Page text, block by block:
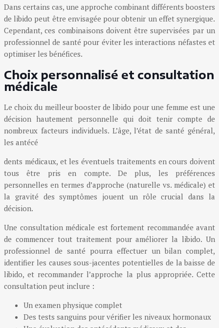
Dans certains cas, une approche combinant différents boosters
de libido peut être envisagée pour obtenir un effet synergique.
Cependant, ces combinaisons doivent être supervisées par un
professionnel de santé pour éviter les interactions néfastes et
optimiser les bénéfices.
Choix personnalisé et consultation
médicale
Le choix du meilleur booster de libido pour une femme est une
décision hautement personnelle qui doit tenir compte de
nombreux facteurs individuels. L’âge, l’état de santé général,
les antécé
dents médicaux, et les éventuels traitements en cours doivent
tous être pris en compte. De plus, les préférences
personnelles en termes d’approche (naturelle vs. médicale) et
la gravité des symptômes jouent un rôle crucial dans la
décision.
Une consultation médicale est fortement recommandée avant
de commencer tout traitement pour améliorer la libido. Un
professionnel de santé pourra effectuer un bilan complet,
identifier les causes sous-jacentes potentielles de la baisse de
libido, et recommander l’approche la plus appropriée. Cette
consultation peut inclure :
Un examen physique complet
Des tests sanguins pour vérifier les niveaux hormonaux